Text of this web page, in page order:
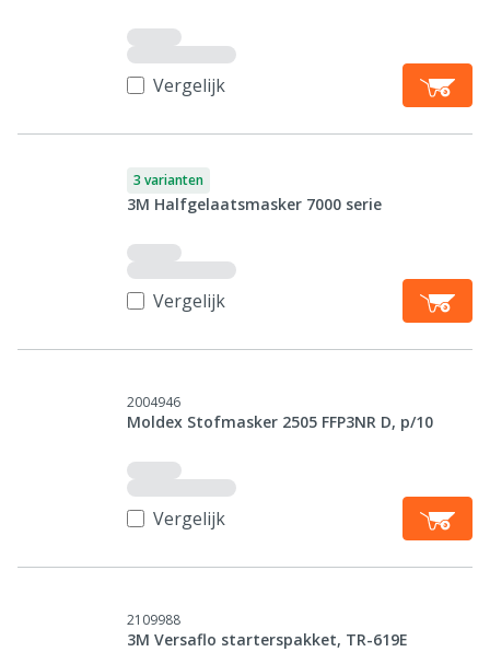
Vergelijk
3 varianten
3M Halfgelaatsmasker 7000 serie
Vergelijk
2004946
Moldex Stofmasker 2505 FFP3NR D, p/10
Vergelijk
2109988
3M Versaflo starterspakket, TR-619E